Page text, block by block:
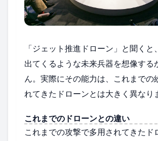
「ジェット推進ドローン」と聞くと
出てくるような未来兵器を想像する
ん。実際にその能力は、これまでの
れてきたドローンとは大きく異なり
これまでのドローンとの違い
これまでの攻撃で多用されてきたド